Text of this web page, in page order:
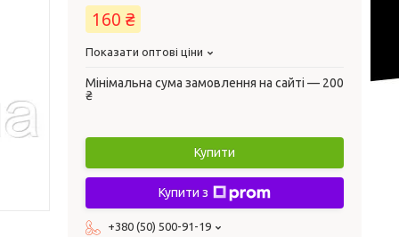
160 ₴
Показати оптові ціни
Мінімальна сума замовлення на сайті — 200
₴
Купити
Купити з
+380 (50) 500-91-19